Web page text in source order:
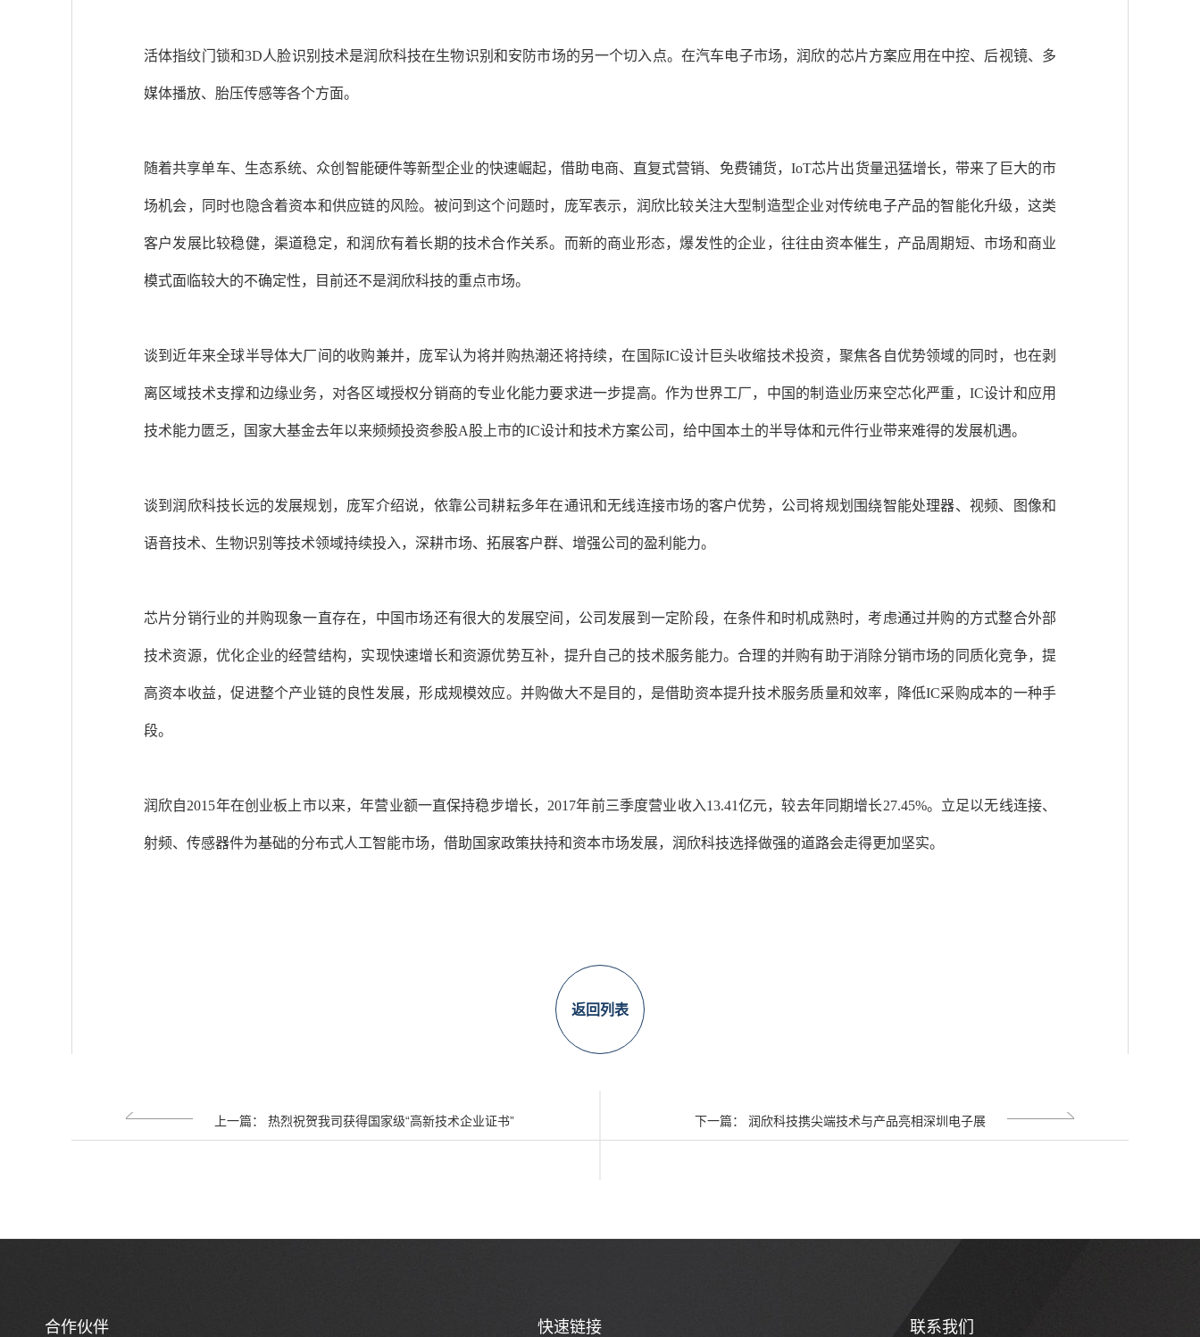
活体指纹门锁和3D人脸识别技术是润欣科技在生物识别和安防市场的另一个切入点。在汽车电子市场，润欣的芯片方案应用在中控、后视镜、多
媒体播放、胎压传感等各个方面。
随着共享单车、生态系统、众创智能硬件等新型企业的快速崛起，借助电商、直复式营销、免费铺货，IoT芯片出货量迅猛增长，带来了巨大的市
场机会，同时也隐含着资本和供应链的风险。被问到这个问题时，庞军表示，润欣比较关注大型制造型企业对传统电子产品的智能化升级，这类
客户发展比较稳健，渠道稳定，和润欣有着长期的技术合作关系。而新的商业形态，爆发性的企业，往往由资本催生，产品周期短、市场和商业
模式面临较大的不确定性，目前还不是润欣科技的重点市场。
谈到近年来全球半导体大厂间的收购兼并，庞军认为将并购热潮还将持续，在国际IC设计巨头收缩技术投资，聚焦各自优势领域的同时，也在剥
离区域技术支撑和边缘业务，对各区域授权分销商的专业化能力要求进一步提高。作为世界工厂，中国的制造业历来空芯化严重，IC设计和应用
技术能力匮乏，国家大基金去年以来频频投资参股A股上市的IC设计和技术方案公司，给中国本土的半导体和元件行业带来难得的发展机遇。
谈到润欣科技长远的发展规划，庞军介绍说，依靠公司耕耘多年在通讯和无线连接市场的客户优势，公司将规划围绕智能处理器、视频、图像和
语音技术、生物识别等技术领域持续投入，深耕市场、拓展客户群、增强公司的盈利能力。
芯片分销行业的并购现象一直存在，中国市场还有很大的发展空间，公司发展到一定阶段，在条件和时机成熟时，考虑通过并购的方式整合外部
技术资源，优化企业的经营结构，实现快速增长和资源优势互补，提升自己的技术服务能力。合理的并购有助于消除分销市场的同质化竞争， 提
高资本收益，促进整个产业链的良性发展，形成规模效应。并购做大不是目的，是借助资本提升技术服务质量和效率，降低IC采购成本的一种手
段。
润欣自2015年在创业板上市以来，年营业额一直保持稳步增长，2017年前三季度营业收入13.41亿元，较去年同期增长27.45%。立足以无线连接、
射频、传感器件为基础的分布式人工智能市场，借助国家政策扶持和资本市场发展，润欣科技选择做强的道路会走得更加坚实。
返回列表
上一篇： 热烈祝贺我司获得国家级“高新技术企业证书” 下一篇： 润欣科技携尖端技术与产品亮相深圳电子展
合作伙伴 快速链接 联系我们